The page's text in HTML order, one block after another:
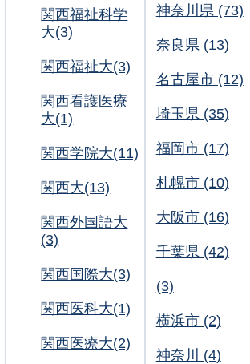
関西福祉科学
大(3)
関西福祉大(3)
関西看護医療
大(1)
関西学院大(11)
関西大(13)
関西外国語大
(3)
関西国際大(3)
関西医科大(1)
関西医療大(2)
神奈川県 (73)
奈良県 (13)
名古屋市 (12)
埼玉県 (35)
福岡市 (17)
札幌市 (10)
大阪市 (16)
千葉県 (42)
(3)
横浜市 (2)
神奈川 (4)